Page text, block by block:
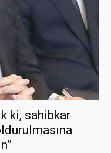
ki, sahibkar